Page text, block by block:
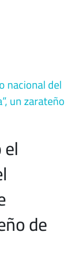
nacional del
un zarateño
de